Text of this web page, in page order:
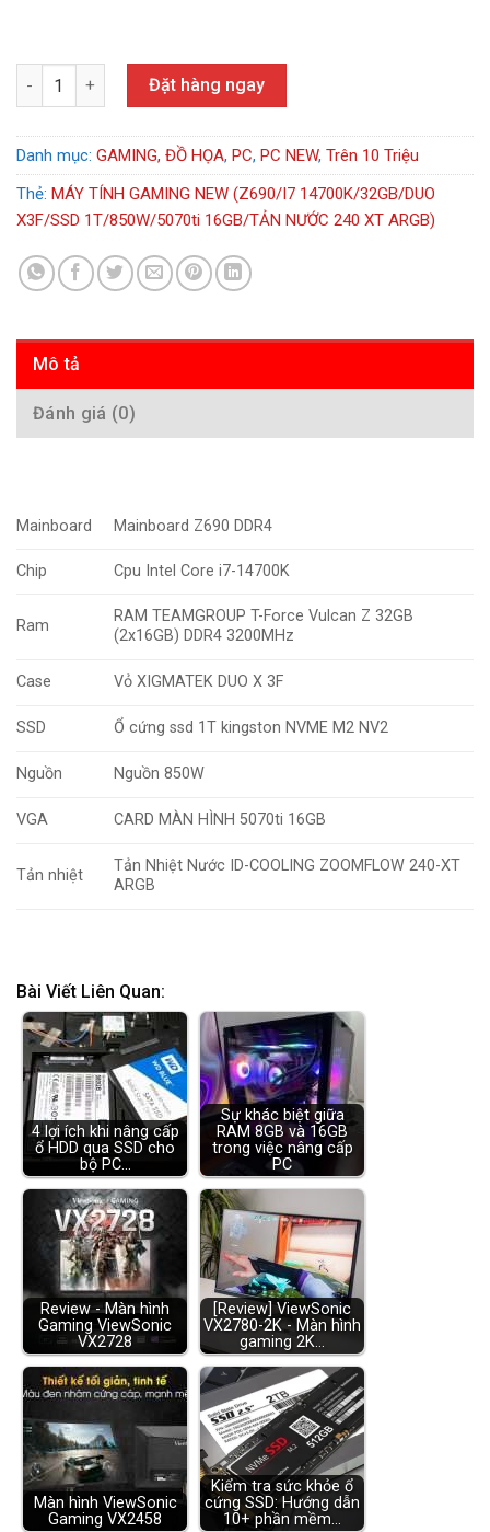
MÁY TÍNH GAMING NEW (Z690/I7 14700K/32GB/DUO X3F/SSD
Đặt hàng ngay
Danh mục: GAMING, ĐỒ HỌA, PC, PC NEW, Trên 10 Triệu
Thẻ: MÁY TÍNH GAMING NEW (Z690/I7 14700K/32GB/DUO
X3F/SSD 1T/850W/5070ti 16GB/TẢN NƯỚC 240 XT ARGB)
Mô tả
Đánh giá (0)
Mainboard Mainboard Z690 DDR4
Chip Cpu Intel Core i7-14700K
Ram
RAM TEAMGROUP T-Force Vulcan Z 32GB
(2x16GB) DDR4 3200MHz
Case Vỏ XIGMATEK DUO X 3F
SSD Ổ cứng ssd 1T kingston NVME M2 NV2
Nguồn Nguồn 850W
VGA CARD MÀN HÌNH 5070ti 16GB
Tản nhiệt
Tản Nhiệt Nước ID-COOLING ZOOMFLOW 240-XT
ARGB
Bài Viết Liên Quan:
4 lợi ích khi nâng cấp
ổ HDD qua SSD cho
bộ PC…
Sự khác biệt giữa
RAM 8GB và 16GB
trong việc nâng cấp
PC
Review - Màn hình
Gaming ViewSonic
VX2728
[Review] ViewSonic
VX2780-2K - Màn hình
gaming 2K…
Màn hình ViewSonic
Gaming VX2458
Kiểm tra sức khỏe ổ
cứng SSD: Hướng dẫn
10+ phần mềm…